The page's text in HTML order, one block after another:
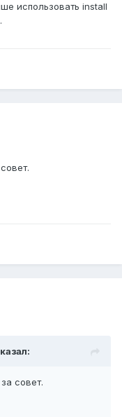
использовать install
совет.